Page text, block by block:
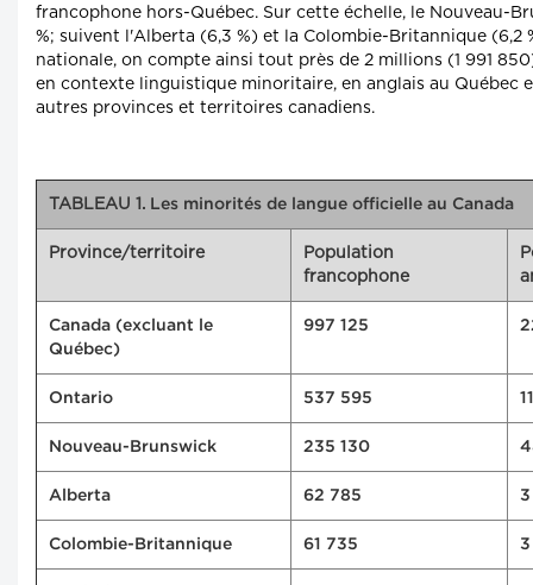
francophone hors-Québec. Sur cette échelle, le Nouveau-
%; suivent l'Alberta (6,3 %) et la Colombie-Britannique (6,2
nationale, on compte ainsi tout près de 2 millions (1 991
en contexte linguistique minoritaire, en anglais au Québec
autres provinces et territoires canadiens.
TABLEAU 1. Les minorités de langue officielle au Canada
Province/territoire
Population
francophone
Canada (excluant le
Québec)
997 125
Ontario 537 595
Nouveau-Brunswick 235 130
Alberta 62 785 3
Colombie-Britannique 61 735 3